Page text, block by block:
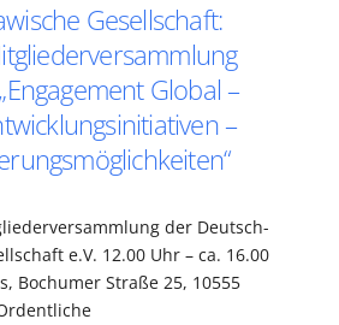
Gesellschaft:
Global –
–
der Deutsch-
e.V. 12.00 Uhr – ca. 16.00
Bochumer Straße 25, 10555